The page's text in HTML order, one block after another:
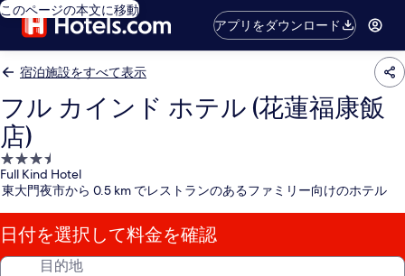
このページの本文に移動
アプリをダウンロード
宿泊施設をすべて表示
フル カインド ホテル (花蓮福康飯
店)
3.5
つ
星
宿
泊
施
Full Kind Hotel
東大門夜市から 0.5 km でレストランのあるファミリー向けのホテル
日付を選択して料金を確認
目的地